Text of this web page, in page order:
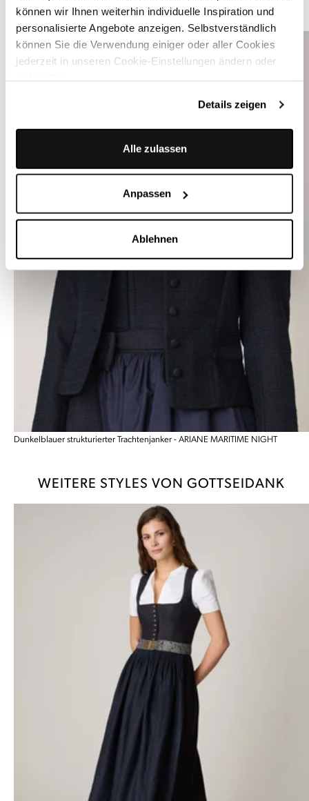
können wir Ihnen weiterhin individuelle Inspiration und
personalisierte Angebote anzeigen. Selbstverständlich
können Sie die Verwendung einiger oder aller Cookies
jederzeit in unseren Cookie-Einstellungen ändern oder
Details zeigen
Alle zulassen
Anpassen
Ablehnen
TRACHTENJANKER
Dunkelblauer strukturierter Trachtenjanker - ARIANE MARITIME NIGHT
WEITERE STYLES VON GOTTSEIDANK